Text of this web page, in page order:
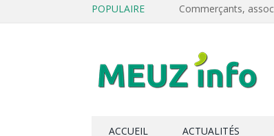
POPULAIRE
ACCUEIL ACTUALITÉS